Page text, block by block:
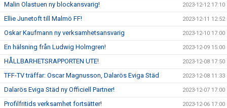
Malin Olastuen ny blockansvarig! 2023-12-12 17:10
Ellie Junetoft till Malmö FF! 2023-12-11 12:52
Oskar Kaufmann ny verksamhetsansvarig 2023-12-10 17:00
En hälsning från Ludwig Holmgren! 2023-12-09 15:00
HÅLLBARHETSRAPPORTEN UTE! 2023-12-08 17:50
TFF-TV träffar: Oscar Magnusson, Dalarös Eviga Städ 2023-12-08 11:33
Dalarös Eviga Städ ny Officiell Partner! 2023-12-07 17:00
Profilfritids verksamhet fortsätter! 2023-12-06 17:00